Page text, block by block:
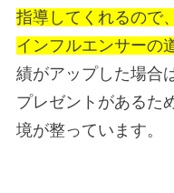
指導してくれるので
インフルエンサーの
績がアップした場合
プレゼントがあるた
境が整っています。